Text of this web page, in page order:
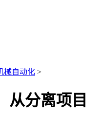
械自动化 >
从分离项目